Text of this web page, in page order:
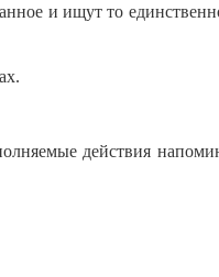
то единственное
действия